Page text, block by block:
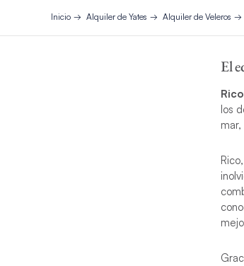
Inicio Alquiler de Yates Alquiler de Veleros
El
Rico
los